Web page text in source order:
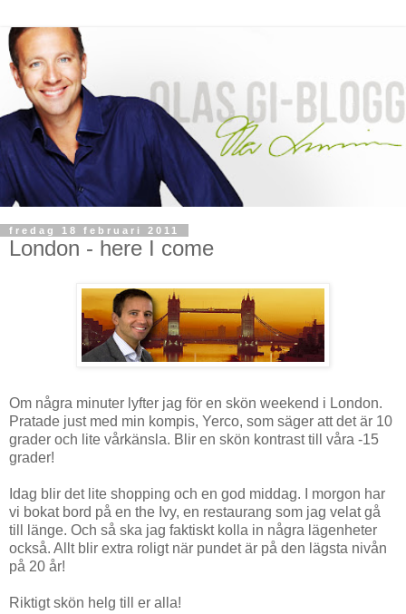
fredag 18 februari 2011
London - here I come
Om några minuter lyfter jag för en skön weekend i London.
Pratade just med min kompis, Yerco, som säger att det är 10
grader och lite vårkänsla. Blir en skön kontrast till våra -15
grader!
Idag blir det lite shopping och en god middag. I morgon har
vi bokat bord på en the Ivy, en restaurang som jag velat gå
till länge. Och så ska jag faktiskt kolla in några lägenheter
också. Allt blir extra roligt när pundet är på den lägsta nivån
på 20 år!
Riktigt skön helg till er alla!